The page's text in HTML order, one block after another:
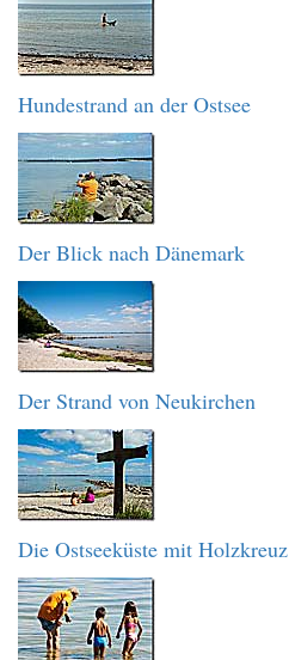
Hundestrand an der Ostsee
Der Blick nach Dänemark
Der Strand von Neukirchen
Die Ostseeküste mit Holzkreuz